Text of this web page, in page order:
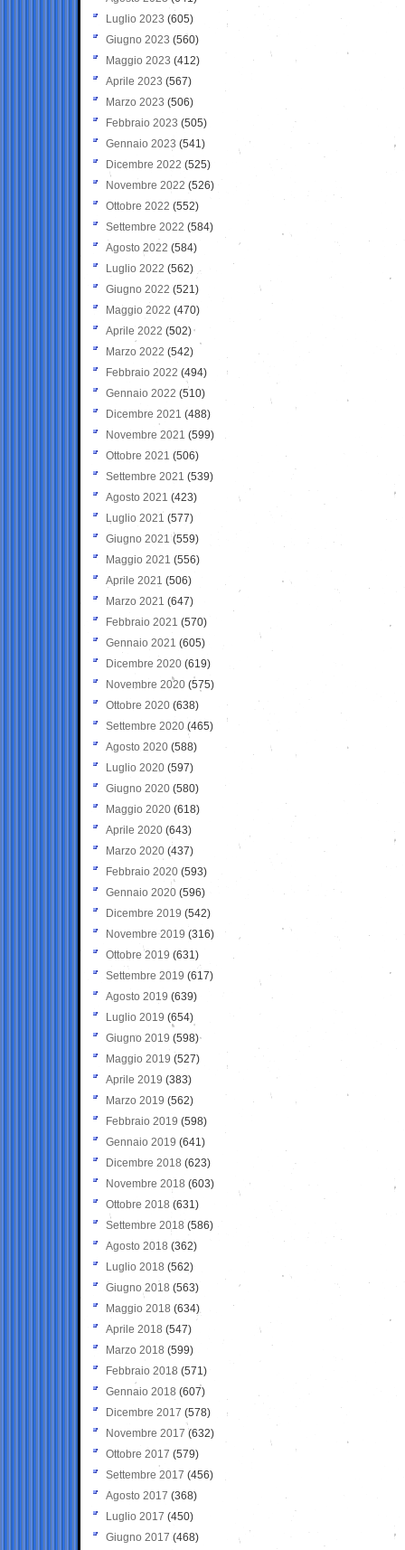
Luglio 2023 (605)
Giugno 2023 (560)
Maggio 2023 (412)
Aprile 2023 (567)
Marzo 2023 (506)
Febbraio 2023 (505)
Gennaio 2023 (541)
Dicembre 2022 (525)
Novembre 2022 (526)
Ottobre 2022 (552)
Settembre 2022 (584)
Agosto 2022 (584)
Luglio 2022 (562)
Giugno 2022 (521)
Maggio 2022 (470)
Aprile 2022 (502)
Marzo 2022 (542)
Febbraio 2022 (494)
Gennaio 2022 (510)
Dicembre 2021 (488)
Novembre 2021 (599)
Ottobre 2021 (506)
Settembre 2021 (539)
Agosto 2021 (423)
Luglio 2021 (577)
Giugno 2021(559)
Maggio 2021 (556)
Aprile 2021 (506)
Marzo 2021 (647)
Febbraio 2021 (570)
Gennaio 2021 (605)
Dicembre 2020 (619)
Novembre 2020 (575)
Ottobre 2020 (638)
Settembre 2020(465)
Agosto 2020 (588)
Luglio 2020 (597)
Giugno 2020 (580)
Maggio 2020 (618)
Aprile 2020 (643)
Marzo 2020 (437)
Febbraio 2020 (593)
Gennaio 2020 (596)
Dicembre 2019 (542)
Novembre 2019 (316)
Ottobre 2019 (631)
Settembre 2019 (617)
Agosto 2019 (639)
Luglio 2019 (654)
Giugno 2019 (598)
Maggio 2019 (527)
Aprile 2019 (383)
Marzo 2019 (562)
Febbraio 2019 (598)
Gennaio 2019 (641)
Dicembre 2018 (623)
Novembre 2018 (603)
Ottobre 2018 (631)
Settembre 2018 (586)
Agosto 2018 (362)
Luglio 2018 (562)
Giugno 2018 (563)
Maggio 2018 (634)
Aprile 2018 (547)
Marzo 2018 (599)
Febbraio 2018 (571)
Gennaio 2018 (607)
Dicembre 2017 (578)
Novembre 2017 (632)
Ottobre 2017 (579)
Settembre 2017 (456)
Agosto 2017 (368)
Luglio 2017 (450)
Giugno 2017 (468)